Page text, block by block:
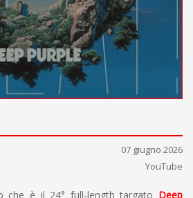
07 giugno 2026
YouTube
che è il 24° full-length targato Deep